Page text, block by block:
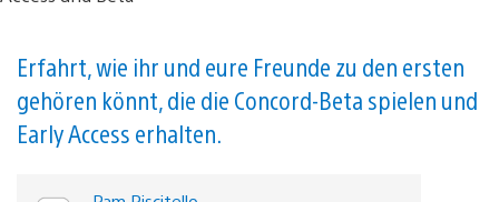
Erfahrt, wie ihr und eure Freunde zu den ersten
gehören könnt, die die Concord-Beta spielen und
Early Access erhalten.